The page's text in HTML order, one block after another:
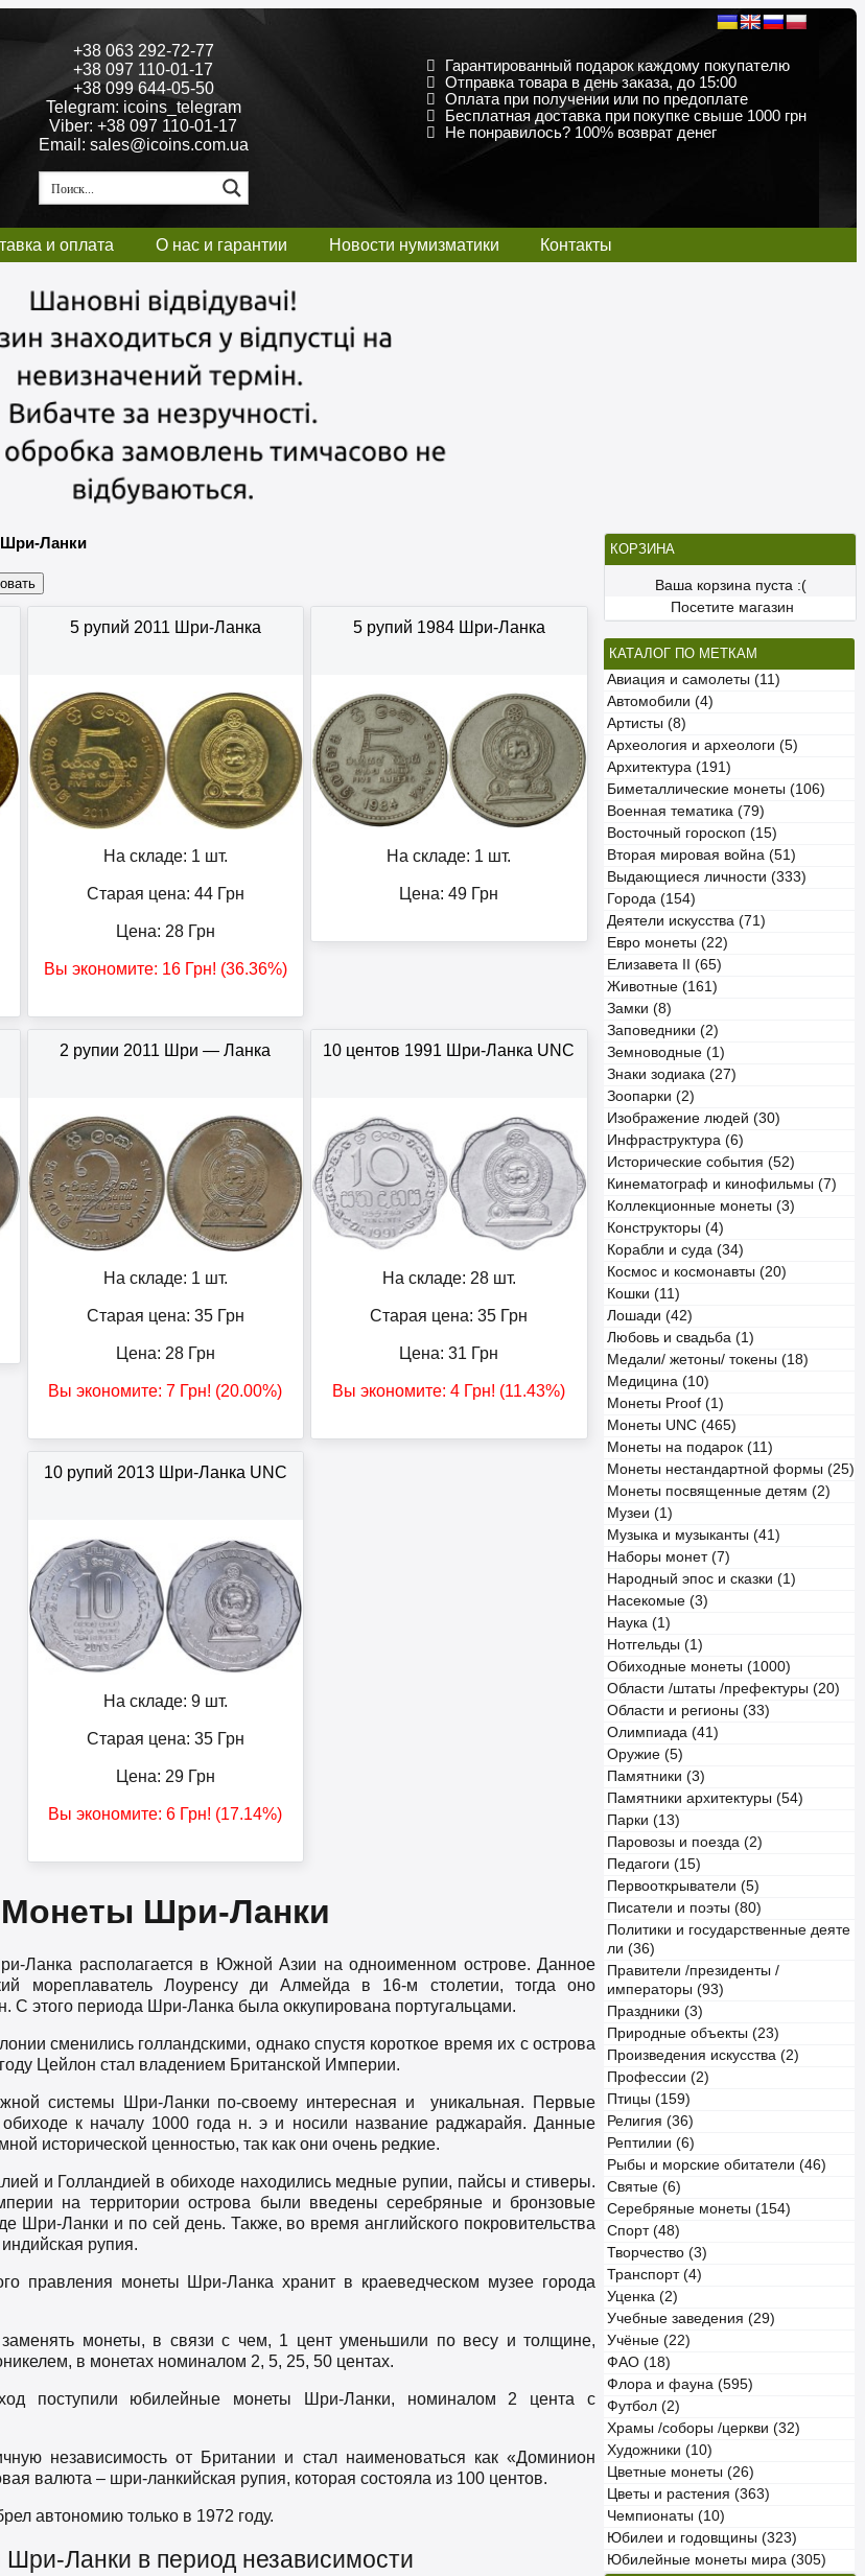
+38 063 292-72-77
+38 097 110-01-17
+38 099 644-05-50
Telegram: icoins_telegram
Viber: +38 097 110-01-17
Email: sales@icoins.com.ua
Гарантированный подарок каждому покупателю
Отправка товара в день заказа, до 15:00
Оплата при получении или по предоплате
Бесплатная доставка при покупке свыше 1000 грн
Не понравилось? 100% возврат денег
и оплата О нас и гарантии Новости нумизматики Контакты
КОРЗИНА
Ваша корзина пуста :(
Посетите магазин
КАТАЛОГ ПО МЕТКАМ
Авиация и самолеты (11)
Автомобили (4)
Артисты (8)
Археология и археологи (5)
Архитектура (191)
Биметаллические монеты (106)
Военная тематика (79)
Восточный гороскоп (15)
Вторая мировая война (51)
Выдающиеся личности (333)
Города (154)
Деятели искусства (71)
Евро монеты (22)
Елизавета II (65)
Животные (161)
Замки (8)
Заповедники (2)
Земноводные (1)
Знаки зодиака (27)
Зоопарки (2)
Изображение людей (30)
Инфраструктура (6)
Исторические события (52)
Кинематограф и кинофильмы (7)
Коллекционные монеты (3)
Конструкторы (4)
Корабли и суда (34)
Космос и космонавты (20)
Кошки (11)
Лошади (42)
Любовь и свадьба (1)
Медали/ жетоны/ токены (18)
Медицина (10)
Монеты Proof (1)
Монеты UNC (465)
Монеты на подарок (11)
Монеты нестандартной формы (25)
Монеты посвященные детям (2)
Музеи (1)
Музыка и музыканты (41)
Наборы монет (7)
Народный эпос и сказки (1)
Насекомые (3)
Наука (1)
Нотгельды (1)
Обиходные монеты (1000)
Области /штаты /префектуры (20)
Области и регионы (33)
Олимпиада (41)
Оружие (5)
Памятники (3)
Памятники архитектуры (54)
Парки (13)
Паровозы и поезда (2)
Педагоги (15)
Первооткрыватели (5)
Писатели и поэты (80)
Политики и государственные деяте
ли (36)
Правители /президенты /
императоры (93)
Праздники (3)
Природные объекты (23)
Произведения искусства (2)
Профессии (2)
Птицы (159)
Религия (36)
Рептилии (6)
Рыбы и морские обитатели (46)
Святые (6)
Серебряные монеты (154)
Спорт (48)
Творчество (3)
Транспорт (4)
Уценка (2)
Учебные заведения (29)
Учёные (22)
ФАО (18)
Флора и фауна (595)
Футбол (2)
Храмы /соборы /церкви (32)
Художники (10)
Цветные монеты (26)
Цветы и растения (363)
Чемпионаты (10)
Юбилеи и годовщины (323)
Юбилейные монеты мира (305)
Ланки
5 рупий 2011 Шри-Ланка
На складе: 1 шт.
Старая цена: 44Грн
Цена: 28Грн
Вы экономите: 16Грн! (36.36%)
5 рупий 1984 Шри-Ланка
На складе: 1 шт.
Цена:49 Грн
2 рупии 2011 Шри — Ланка
На складе: 1 шт.
Старая цена: 35Грн
Цена: 28Грн
Вы экономите:7 Грн! (20.00%)
10 центов 1991 Шри-Ланка UNC
На складе: 28 шт.
Старая цена: 35 Грн
Цена:31 Грн
Вы экономите:4 Грн! (11.43%)
10 рупий 2013 Шри-Ланка UNC
На складе: 9 шт.
Старая цена: 35Грн
Цена: 29Грн
Вы экономите:6 Грн! (17.14%)
Монеты Шри-Ланки
Ланка располагается в Южной Азии на одноименном острове. Данное
мореплаватель Лоуренсу ди Алмейда в 16-м столетии, тогда оно
С этого периода Шри-Ланка была оккупирована португальцами.
сменились голландскими, однако спустя короткое время их с острова
Цейлон стал владением Британской Империи.
системы Шри-Ланки по-своему интересная и
уникальная. Первые
к началу 1000 года н. э и носили название раджарайя. Данные
исторической ценностью, так как они очень редкие.
и Голландией в обиходе находились медные рупии, пайсы и стиверы.
на территории острова были введены серебряные и бронзовые
Шри-Ланки и по сей день. Также, во время английского покровительства
рупия.
правления монеты Шри-Ланка хранит в краеведческом музее города
монеты, в связи с чем, 1 цент уменьшили по весу и толщине,
в монетах номиналом 2, 5, 25, 50 центах.
поступили юбилейные монеты Шри-Ланки, номиналом 2 цента с
независимость от Британии и стал наименоваться как «Доминион
валюта – шри-ланкийская рупия, которая состояла из 100 центов.
автономию только в 1972 году.
Шри-Ланки в период независимости